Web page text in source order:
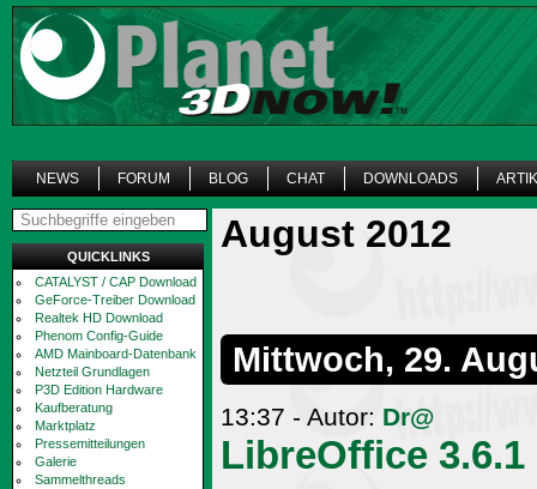
NEWS FORUM BLOG CHAT DOWNLOADS
QUICKLINKS
CATALYST / CAP Download
GeForce-Treiber Download
Realtek HD Download
Phenom Config-Guide
AMD Mainboard-Datenbank
Netzteil Grundlagen
P3D Edition Hardware
Kaufberatung
Marktplatz
Pressemitteilungen
Galerie
Sammelthreads
August 2012
Mittwoch, 29.
13:37 - Autor: Dr@
LibreOffice 3.6.1